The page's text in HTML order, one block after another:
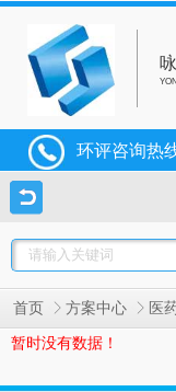
环评咨询热
首页 方案中心 医
暂时没有数据！